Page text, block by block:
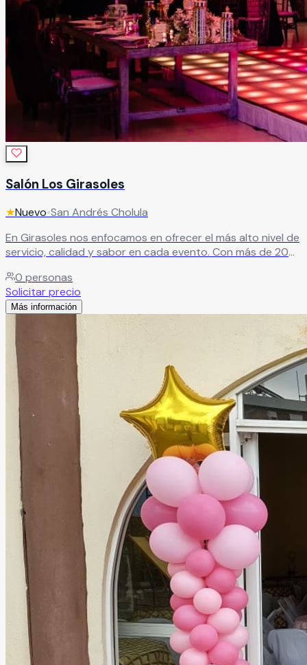
Salón Los Girasoles
★Nuevo•San Andrés Cholula
En Girasoles nos enfocamos en ofrecer el más alto nivel de
servicio, calidad y sabor en cada evento. Con más de 20
experiencias memorables, superando las expectativas de
nuestros clientes en cada celebración.
0 personas
Solicitar precio
Más información